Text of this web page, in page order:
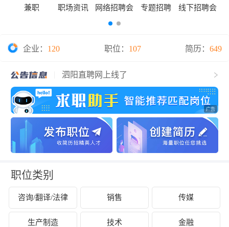
兼职 职场资讯 网络招聘会 专题招聘 线下招聘会
企业： 120 职位： 107 简历： 649
泗阳直聘网上线了
职位类别
咨询/翻译/法律 销售 传媒
生产制造 技术 金融